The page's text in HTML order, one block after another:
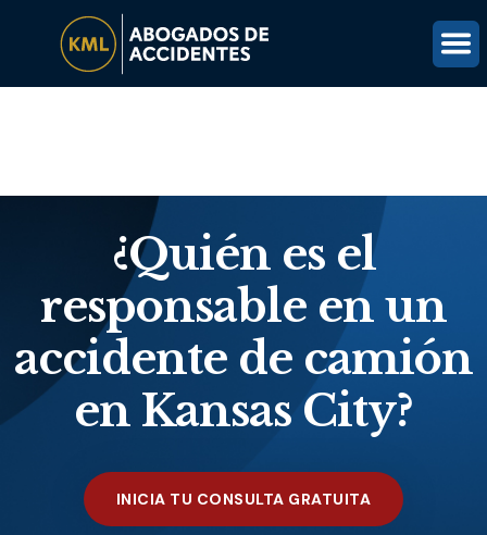
OBTÉN UNA REVISIÓN GRATUITA DEL CASO
¿Quién es el
responsable en un
accidente de camión
en Kansas City?
INICIA TU CONSULTA GRATUITA